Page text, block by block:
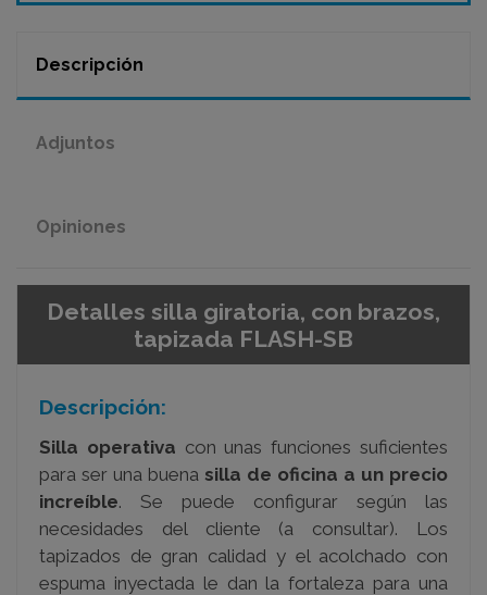
Descripción
Adjuntos
Opiniones
Detalles silla giratoria, con brazos,
tapizada FLASH-SB
Descripción:
Silla operativa con unas funciones suficientes
para ser una buena silla de oficina a un precio
increíble. Se puede configurar según las
necesidades del cliente (a consultar). Los
tapizados de gran calidad y el acolchado con
espuma inyectada le dan la fortaleza para una